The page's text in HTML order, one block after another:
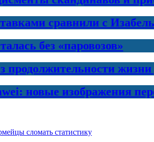
сравнили с
без «паровозов»
продолжительности жизни
новые изображения